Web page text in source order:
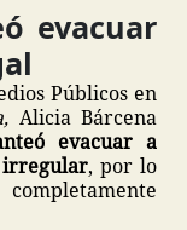
evacuar
Públicos en
Alicia Bárcena
evacuar a
irregular, por lo